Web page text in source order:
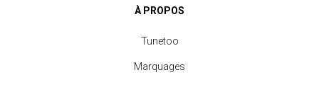
À PROPOS
Tunetoo
Marquages